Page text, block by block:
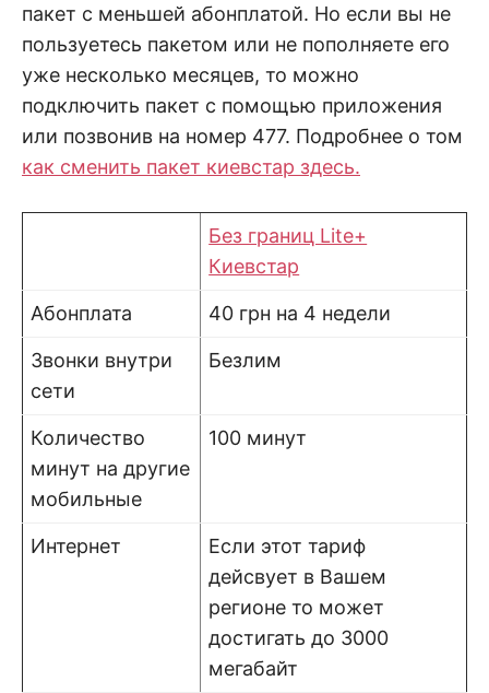
пакет с меньшей абонплатой. Но если вы не
пользуетесь пакетом или не пополняете его
уже несколько месяцев, то можно
подключить пакет с помощью приложения
или позвонив на номер 477. Подробнее о том
как сменить пакет киевстар здесь.
Без границ Lite+
Киевстар
Абонплата 40 грн на 4 недели
Звонки внутри
сети
Безлим
Количество
минут на другие
мобильные
100 минут
Интернет
Если этот тариф
дейсвует в Вашем
регионе то может
достигать до 3000
мегабайт